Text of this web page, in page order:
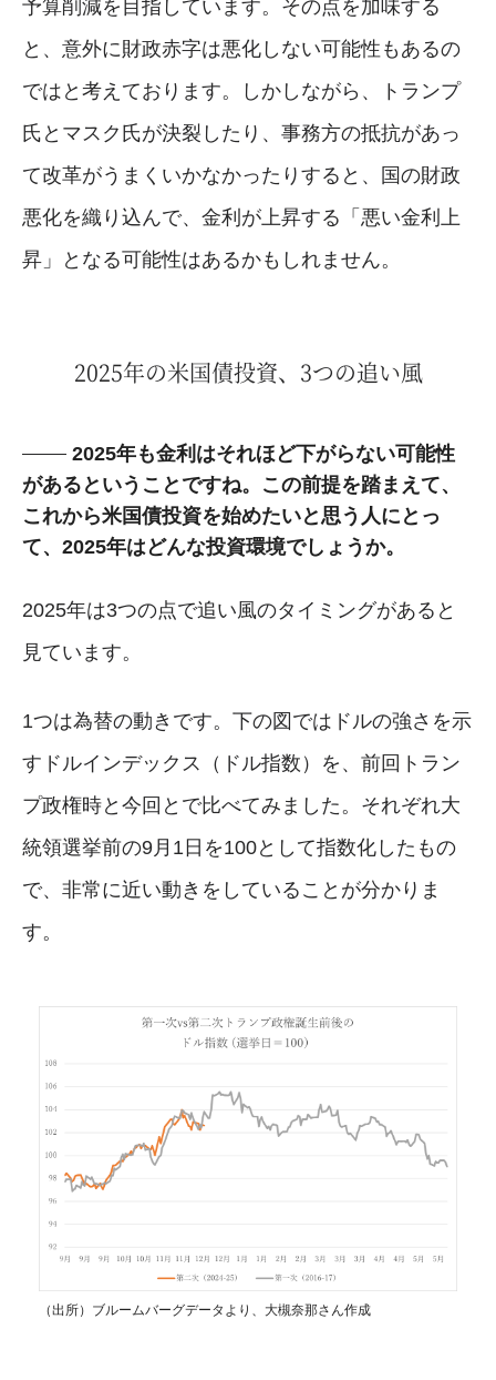
予算削減を目指しています。その点を加味する
と、意外に財政赤字は悪化しない可能性もあるの
ではと考えております。しかしながら、トランプ
氏とマスク氏が決裂したり、事務方の抵抗があっ
て改革がうまくいかなかったりすると、国の財政
悪化を織り込んで、金利が上昇する「悪い金利上
昇」となる可能性はあるかもしれません。
2025年の米国債投資、3つの追い風
2025年も金利はそれほど下がらない可能性
があるということですね。この前提を踏まえて、
これから米国債投資を始めたいと思う人にとっ
て、2025年はどんな投資環境でしょうか。
2025年は3つの点で追い風のタイミングがあると
見ています。
1つは為替の動きです。下の図ではドルの強さを示
すドルインデックス（ドル指数）を、前回トラン
プ政権時と今回とで比べてみました。それぞれ大
統領選挙前の9月1日を100として指数化したもの
で、非常に近い動きをしていることが分かりま
す。
（出所）ブルームバーグデータより、大槻奈那さん作成